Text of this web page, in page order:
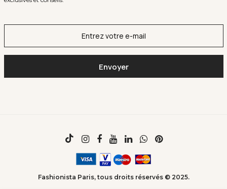
Fashionista Paris, tous droits réservés © 2025.